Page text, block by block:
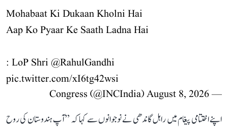
Mohabaat Ki Dukaan Kholni Hai
Aap Ko Pyaar Ke Saath Ladna Hai
: LoP Shri @RahulGandhi
pic.twitter.com/xI6tg42wsi
— Congress (@INCIndia)
August 8, 2026
اپنے اختتامی پیغام میں راہل گاندھی نے نوجوانوں سے کہا کہ ’’آپ ہندوستان کی روح